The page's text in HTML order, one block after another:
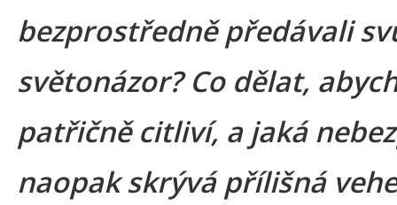
bezprostředně předávali
světonázor? Co dělat,
patřičně citliví, a jaká
naopak skrývá přílišná